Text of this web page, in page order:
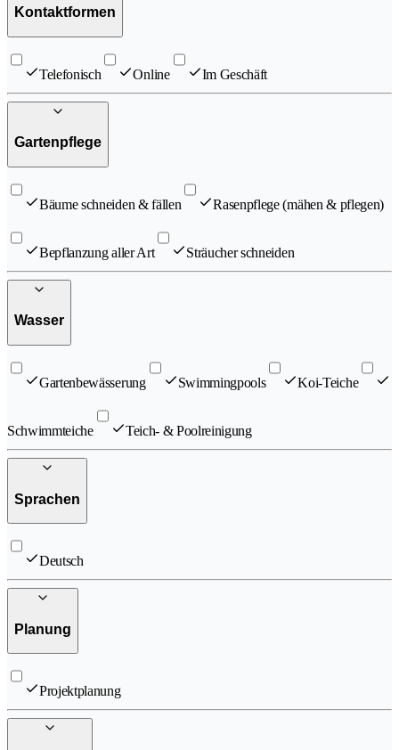
Kontaktformen
Telefonisch Online Im Geschäft
Gartenpflege
Bäume schneiden & fällen Rasenpflege (mähen & pflegen)
Bepflanzung aller Art Sträucher schneiden
Wasser
Gartenbewässerung Swimmingpools Koi-Teiche
Schwimmteiche Teich- & Poolreinigung
Sprachen
Deutsch
Planung
Projektplanung